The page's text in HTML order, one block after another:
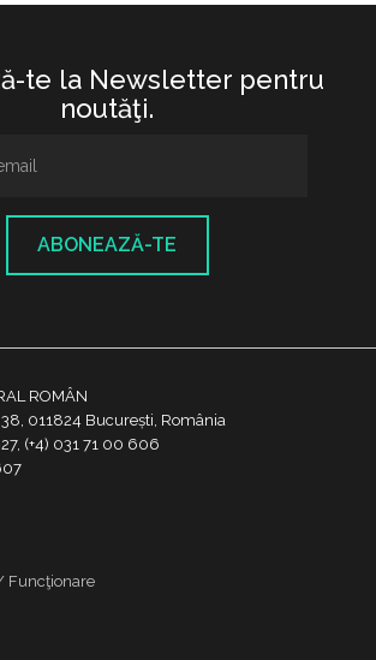
te la Newsletter pentru
noutăţi.
ABONEAZĂ-TE
ROMÂN
011824 București, România
(+4) 031 71 00 606
Funcţionare